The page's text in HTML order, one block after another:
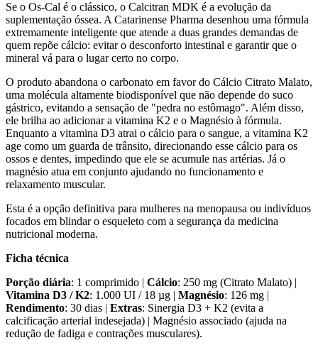
Se o Os-Cal é o clássico, o Calcitran MDK é a evolução da
suplementação óssea. A Catarinense Pharma desenhou uma fórmula
extremamente inteligente que atende a duas grandes demandas de
quem repõe cálcio: evitar o desconforto intestinal e garantir que o
mineral vá para o lugar certo no corpo.
O produto abandona o carbonato em favor do Cálcio Citrato Malato,
uma molécula altamente biodisponível que não depende do suco
gástrico, evitando a sensação de "pedra no estômago". Além disso,
ele brilha ao adicionar a vitamina K2 e o Magnésio à fórmula.
Enquanto a vitamina D3 atrai o cálcio para o sangue, a vitamina K2
age como um guarda de trânsito, direcionando esse cálcio para os
ossos e dentes, impedindo que ele se acumule nas artérias. Já o
magnésio atua em conjunto ajudando no funcionamento e
relaxamento muscular.
Esta é a opção definitiva para mulheres na menopausa ou indivíduos
focados em blindar o esqueleto com a segurança da medicina
nutricional moderna.
Ficha técnica
Porção diária: 1 comprimido | Cálcio: 250 mg (Citrato Malato) |
Vitamina D3 / K2: 1.000 UI / 18 µg | Magnésio: 126 mg |
Rendimento: 30 dias | Extras: Sinergia D3 + K2 (evita a
calcificação arterial indesejada) | Magnésio associado (ajuda na
redução de fadiga e contrações musculares).